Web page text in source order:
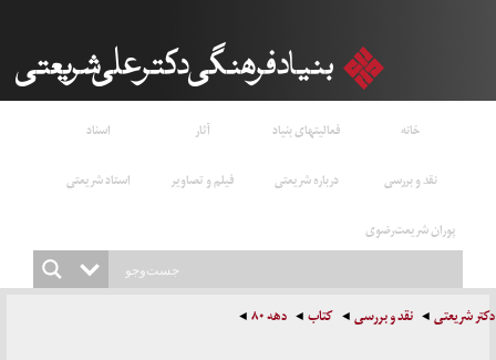
خانه فعالیتهای بنیاد آثار
اسناد
نقد و بررسی
درباره شریعتی فیلم و تصاویر
استاد شریعتی
پوران شریعت‌رضوی
دکتر شریعتی نقد و بررسی کتاب دهه ۸۰